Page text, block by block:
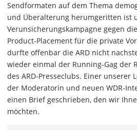
Sendformaten auf dem Thema
und Überalterung herumgeritten ist
Verunsicherungskampagne gegen
Product-Placement für die private
durfte offenbar die ARD nicht
wieder einmal der Running-Gag der
des ARD-Presseclubs. Einer unserer
der Moderatorin und neuen WDR-
einen Brief geschrieben, den wir
möchten.